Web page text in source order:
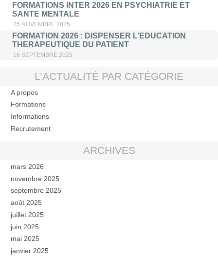
FORMATIONS INTER 2026 EN PSYCHIATRIE ET
SANTE MENTALE
25 NOVEMBRE 2025
FORMATION 2026 : DISPENSER L’EDUCATION
THERAPEUTIQUE DU PATIENT
16 SEPTEMBRE 2025
L’ACTUALITÉ PAR CATÉGORIE
A propos
Formations
Informations
Recrutement
ARCHIVES
mars 2026
novembre 2025
septembre 2025
août 2025
juillet 2025
juin 2025
mai 2025
janvier 2025